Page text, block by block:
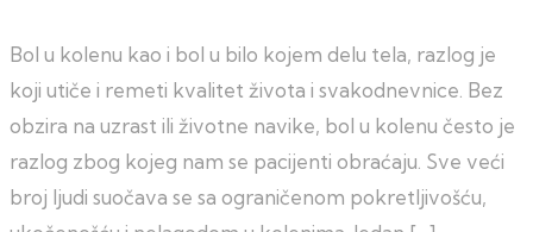
Bol u kolenu kao i bol u bilo kojem delu tela, razlog je
koji utiče i remeti kvalitet života i svakodnevnice. Bez
obzira na uzrast ili životne navike, bol u kolenu često je
razlog zbog kojeg nam se pacijenti obraćaju. Sve veći
broj ljudi suočava se sa ograničenom pokretljivošću,